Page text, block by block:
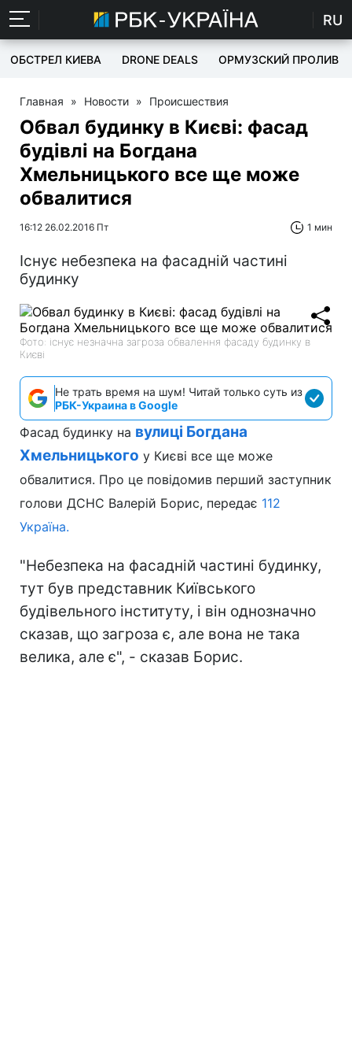
RU
ОБСТРЕЛ КИЕВА DRONE DEALS ОРМУЗСКИЙ ПРОЛИВ
Главная » Новости » Происшествия
Обвал будинку в Києві: фасад
будівлі на Богдана
Хмельницького все ще може
обвалитися
16:12 26.02.2016 Пт 1 мин
Існує небезпека на фасадній частині
будинку
Фото: існує незначна загроза обвалення фасаду будинку в
Києві
Не трать время на шум! Читай только суть из
РБК-Украина в Google
Фасад будинку на вулиці Богдана
Хмельницького у Києві все ще може
обвалитися. Про це повідомив перший заступник
голови ДСНС Валерій Борис, передає 112
Україна.
"Небезпека на фасадній частині будинку,
тут був представник Київського
будівельного інституту, і він однозначно
сказав, що загроза є, але вона не така
велика, але є", - сказав Борис.